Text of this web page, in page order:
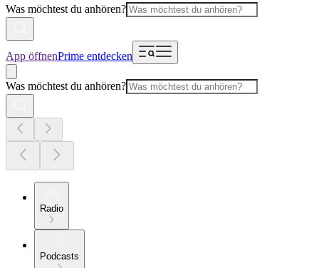
Was möchtest du anhören?
App öffnenPrime entdecken
Was möchtest du anhören?
Radio
Podcasts